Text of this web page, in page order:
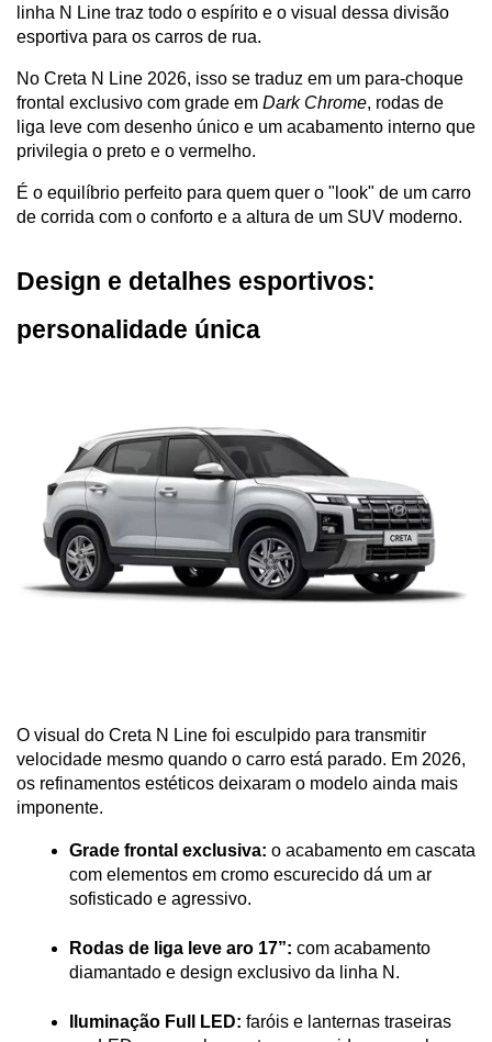
linha N Line traz todo o espírito e o visual dessa divisão
esportiva para os carros de rua.
No Creta N Line 2026, isso se traduz em um para-choque
frontal exclusivo com grade em Dark Chrome, rodas de
liga leve com desenho único e um acabamento interno que
privilegia o preto e o vermelho.
É o equilíbrio perfeito para quem quer o "look" de um carro
de corrida com o conforto e a altura de um SUV moderno.
Design e detalhes esportivos:
personalidade única
O visual do Creta N Line foi esculpido para transmitir
velocidade mesmo quando o carro está parado. Em 2026,
os refinamentos estéticos deixaram o modelo ainda mais
imponente.
Grade frontal exclusiva: o acabamento em cascata
com elementos em cromo escurecido dá um ar
sofisticado e agressivo.
Rodas de liga leve aro 17”: com acabamento
diamantado e design exclusivo da linha N.
Iluminação Full LED: faróis e lanternas traseiras